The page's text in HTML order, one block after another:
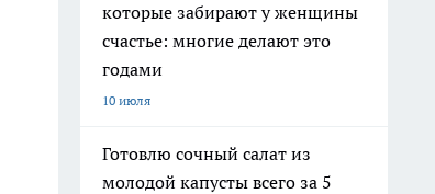
которые забирают у женщины
счастье: многие делают это
годами
10 июля
Готовлю сочный салат из
молодой капусты всего за 5